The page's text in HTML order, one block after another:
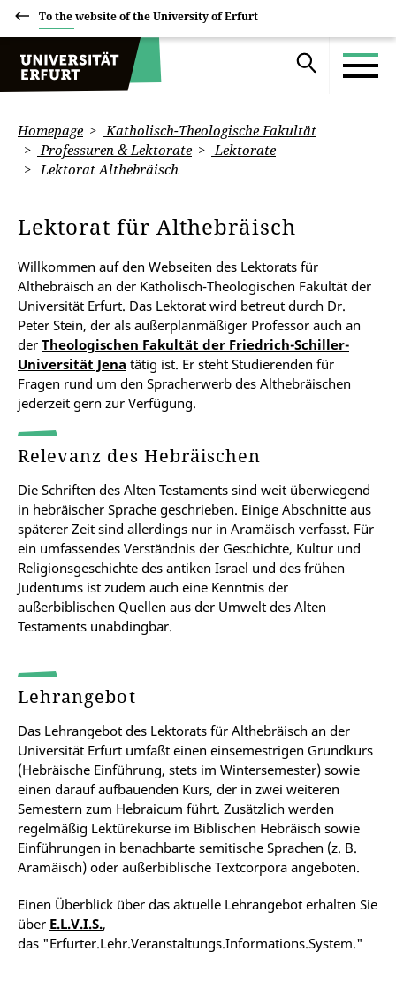
To the website of the University of Erfurt
Homepage
Katholisch-Theologische Fakultät
Professuren & Lektorate
Lektorate
Lektorat Althebräisch
Lektorat für Althebräisch
Willkommen auf den Webseiten des Lektorats für
Althebräisch an der Katholisch-Theologischen Fakultät der
Universität Erfurt. Das Lektorat wird betreut durch Dr.
Peter Stein, der als außerplanmäßiger Professor auch an
der Theologischen Fakultät der Friedrich-Schiller-
Universität Jena tätig ist. Er steht Studierenden für
Fragen rund um den Spracherwerb des Althebräischen
jederzeit gern zur Verfügung.
Relevanz des Hebräischen
Die Schriften des Alten Testaments sind weit überwiegend
in hebräischer Sprache geschrieben. Einige Abschnitte aus
späterer Zeit sind allerdings nur in Aramäisch verfasst. Für
ein umfassendes Verständnis der Geschichte, Kultur und
Religionsgeschichte des antiken Israel und des frühen
Judentums ist zudem auch eine Kenntnis der
außerbiblischen Quellen aus der Umwelt des Alten
Testaments unabdingbar.
Lehrangebot
Das Lehrangebot des Lektorats für Althebräisch an der
Universität Erfurt umfaßt einen einsemestrigen Grundkurs
(Hebräische Einführung, stets im Wintersemester) sowie
einen darauf aufbauenden Kurs, der in zwei weiteren
Semestern zum Hebraicum führt. Zusätzlich werden
regelmäßig Lektürekurse im Biblischen Hebräisch sowie
Einführungen in benachbarte semitische Sprachen (z. B.
Aramäisch) oder außerbiblische Textcorpora angeboten.
Einen Überblick über das aktuelle Lehrangebot erhalten Sie
über E.L.V.I.S.,
das "Erfurter.Lehr.Veranstaltungs.Informations.System."